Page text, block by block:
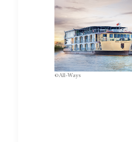
©All-Ways